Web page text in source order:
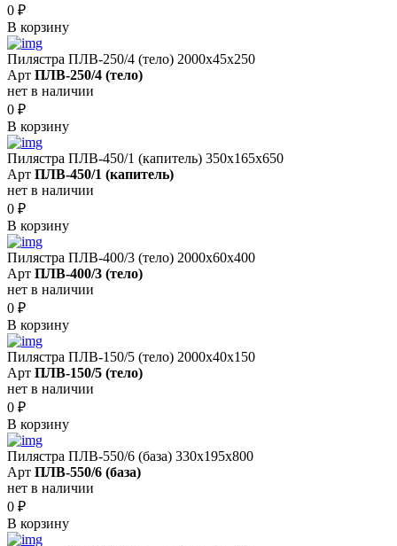
0 ₽
В корзину
Пилястра ПЛВ-250/4 (тело) 2000х45х250
Арт ПЛВ-250/4 (тело)
нет в наличии
0 ₽
В корзину
Пилястра ПЛВ-450/1 (капитель) 350х165х650
Арт ПЛВ-450/1 (капитель)
нет в наличии
0 ₽
В корзину
Пилястра ПЛВ-400/3 (тело) 2000х60х400
Арт ПЛВ-400/3 (тело)
нет в наличии
0 ₽
В корзину
Пилястра ПЛВ-150/5 (тело) 2000х40х150
Арт ПЛВ-150/5 (тело)
нет в наличии
0 ₽
В корзину
Пилястра ПЛВ-550/6 (база) 330х195х800
Арт ПЛВ-550/6 (база)
нет в наличии
0 ₽
В корзину